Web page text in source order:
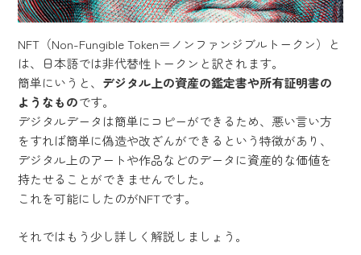
NFT（Non-Fungible Token＝ノンファンジブルトークン）と
は、日本語では非代替性トークンと訳されます。
簡単にいうと、 デジタル上の資産の鑑定書や所有証明書の
ようなものです。
デジタルデータは簡単にコピーができるため、悪い言い方
をすれば簡単に偽造や改ざんができるという特徴があり、
デジタル上のアートや作品などのデータに資産的な価値を
持たせることができませんでした。
これを可能にしたのがNFTです。
それではもう少し詳しく解説しましょう。